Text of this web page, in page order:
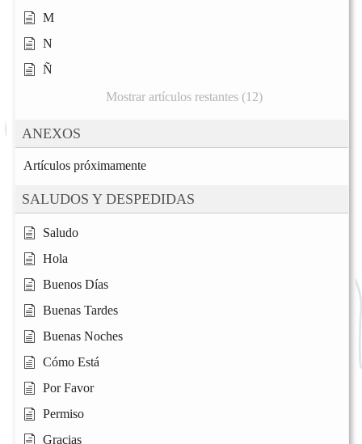
M
N
Ñ
Mostrar artículos restantes (12)
ANEXOS
Artículos próximamente
SALUDOS Y DESPEDIDAS
Saludo
Hola
Buenos Días
Buenas Tardes
Buenas Noches
Cómo Está
Por Favor
Permiso
Gracias